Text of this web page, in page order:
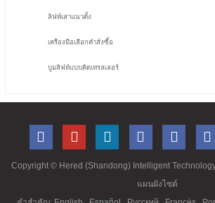
ลิฟท์เสาแนวตั้ง
เครื่องมือเลือกคำสั่งซื้อ
บูมลิฟท์แบบติดเทรลเลอร์
Copyright © Hered (Shandong) Intelligent
แผนผังไซต์